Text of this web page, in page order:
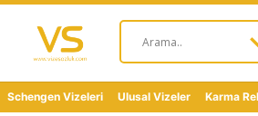
Schengen Vizeleri Ulusal Vizeler Karma